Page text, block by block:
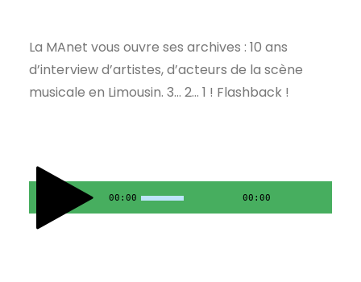
La MAnet vous ouvre ses archives : 10 ans
d’interview d’artistes, d’acteurs de la scène
musicale en Limousin. 3… 2… 1 ! Flashback !
00:00 00:00